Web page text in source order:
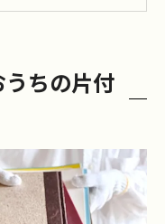
適空間を手に入
クニック
を有効活用する
ちの片付